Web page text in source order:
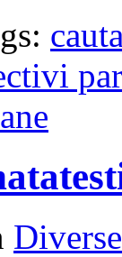
Diverse